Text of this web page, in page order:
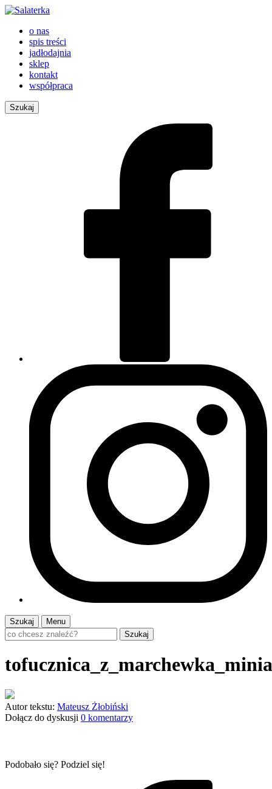
o nas
spis treści
jadłodajnia
sklep
kontakt
współpraca
Szukaj
Szukaj
Menu
Szukaj
Autor tekstu: Mateusz Żłobiński
Dołącz do dyskusji 0 komentarzy
Podobało się? Podziel się!